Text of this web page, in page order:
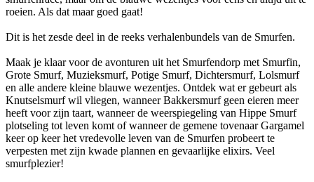
roeien. Als dat maar goed gaat!
Dit is het zesde deel in de reeks verhalenbundels van de Smurfen.
Maak je klaar voor de avonturen uit het Smurfendorp met Smurfin,
Grote Smurf, Muzieksmurf, Potige Smurf, Dichtersmurf, Lolsmurf
en alle andere kleine blauwe wezentjes. Ontdek wat er gebeurt als
Knutselsmurf wil vliegen, wanneer Bakkersmurf geen eieren meer
heeft voor zijn taart, wanneer de weerspiegeling van Hippe Smurf
plotseling tot leven komt of wanneer de gemene tovenaar Gargamel
keer op keer het vredevolle leven van de Smurfen probeert te
verpesten met zijn kwade plannen en gevaarlijke elixirs. Veel
smurfplezier!